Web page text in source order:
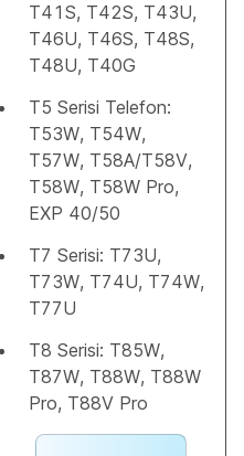
T41S, T42S, T43U,
T46U, T46S, T48S,
T48U, T40G
T5 Serisi Telefon:
T53W, T54W,
T57W, T58A/T58V,
T58W, T58W Pro,
EXP 40/50
T7 Serisi: T73U,
T73W, T74U, T74W,
T77U
T8 Serisi: T85W,
T87W, T88W, T88W
Pro, T88V Pro